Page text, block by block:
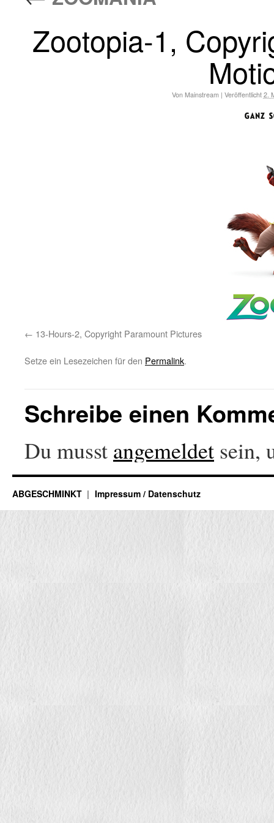
Zootopia-1,
Von Mainstream | Veröffentlicht 2.
13-Hours-2, Copyright Paramount Pictures
Setze ein Lesezeichen für den Permalink.
Schreibe einen
Du musst angemeldet sein,
ABGESCHMINKT Impressum / Datenschutz